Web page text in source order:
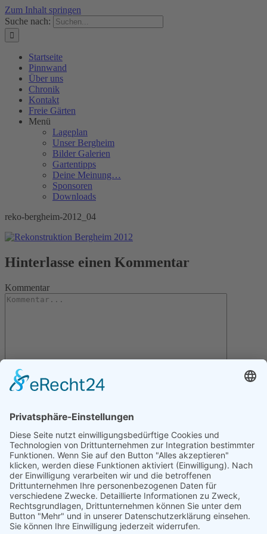
Zum Inhalt springen
Suche nach:
Startseite
Pinnwand
Über uns
Chronik
Kontakt
Freie Gärten
Menü
Lageplan
Unser Bergheim
Bilder Galerien
Gartentipps
Deine Meinung…
Sponsoren
Downloads
reko-bergheim-2012_04
Hinterlasse einen Kommentar
Kommentar
Letzte Artikel
Gartentipps für den November
Gartentipps für den Oktober
Gartentipps für den August
Gartentipps für den September
Gartentipps für den Juli